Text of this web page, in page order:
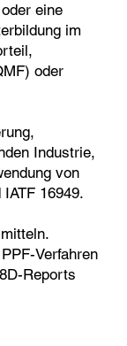
eine
im
oder
Industrie,
von
16949.
Verfahren
Reports